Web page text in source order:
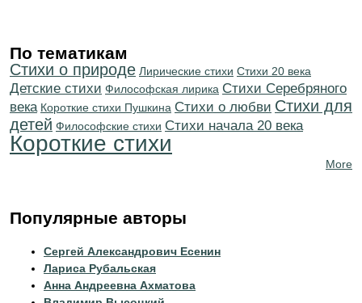
По тематикам
Стихи о природе Лирические стихи Стихи 20 века
Детские стихи Философская лирика Cтихи Серебряного
века Короткие стихи Пушкина Стихи о любви Стихи для
детей Философские стихи Cтихи начала 20 века
Короткие стихи
More
Популярные авторы
Сергей Александрович Есенин
Лариса Рубальская
Анна Андреевна Ахматова